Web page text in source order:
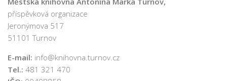
Nová budova
c
e
příspěvková organizace
Jeronýmova 517
51101 Turnov
E-mail: info@knihovna.turnov.cz
Tel.: 481 321 470